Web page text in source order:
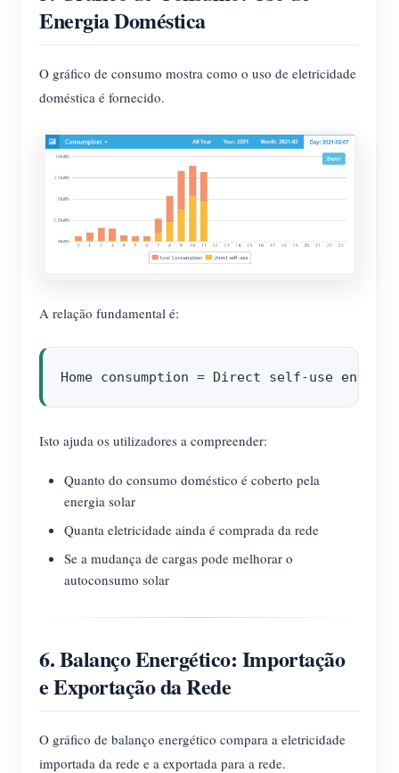
Energia Doméstica
O gráfico de consumo mostra como o uso de eletricidade
doméstica é fornecido.
A relação fundamental é:
Isto ajuda os utilizadores a compreender:
Quanto do consumo doméstico é coberto pela
energia solar
Quanta eletricidade ainda é comprada da rede
Se a mudança de cargas pode melhorar o
autoconsumo solar
6. Balanço Energético: Importação
e Exportação da Rede
O gráfico de balanço energético compara a eletricidade
importada da rede e a exportada para a rede.